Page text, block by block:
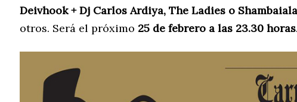
Deivhook + Dj Carlos Ardiya, The Ladies o
otros. Será el próximo 25 de febrero a las 23.30 horas.